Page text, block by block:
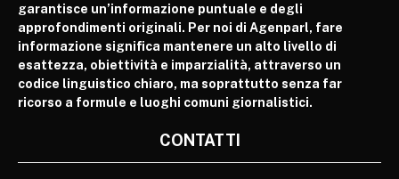
garantisce un’informazione puntuale e degli
approfondimenti originali. Per noi di Agenparl, fare
informazione significa mantenere un alto livello di
esattezza, obiettività e imparzialità, attraverso un
codice linguistico chiaro, ma soprattutto senza far
ricorso a formule e luoghi comuni giornalistici.
CONTATTI